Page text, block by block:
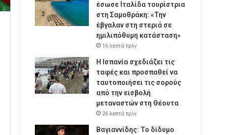
έσωσε Ιταλίδα τουρίστρια
στη Σαμοθράκη: «Την
έβγαλαν στη στεριά σε
ημιλιπόθυμη κατάσταση»
16 λεπτά πρίν
Η Ισπανία σχεδιάζει τις
ταφές και προσπαθεί να
ταυτοποιήσει τις σορούς
από την εισβολή
μεταναστών στη Θέουτα
26 λεπτά πρίν
Βαγιαννίδης: Το δίδυμο